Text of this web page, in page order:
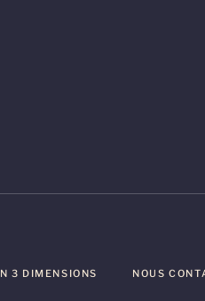
3 DIMENSIONS NOUS